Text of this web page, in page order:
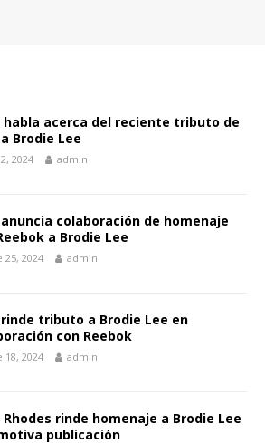
habla acerca del reciente tributo de
Brodie Lee
2024 admin
anuncia colaboración de homenaje
a Brodie Lee
25, 2024 admin
rinde tributo a Brodie Lee en
con Reebok
18, 2024 admin
Rhodes rinde homenaje a Brodie Lee
publicación